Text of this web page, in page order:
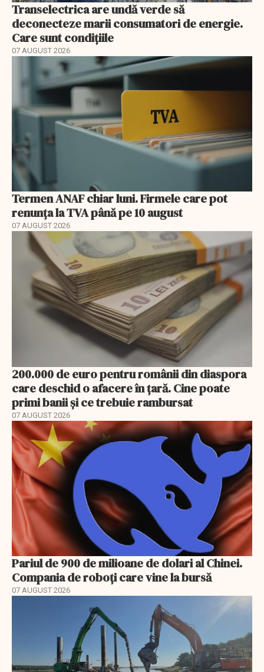
Transelectrica are undă verde să
deconecteze marii consumatori de energie.
Care sunt condițiile
07 AUGUST 2026
Termen ANAF chiar luni. Firmele care pot
renunța la TVA până pe 10 august
07 AUGUST 2026
200.000 de euro pentru românii din diaspora
care deschid o afacere în țară. Cine poate
primi banii și ce trebuie rambursat
07 AUGUST 2026
Pariul de 900 de milioane de dolari al Chinei.
Compania de roboți care vine la bursă
07 AUGUST 2026